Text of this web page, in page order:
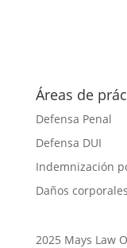
Áreas de
Defensa Penal
Defensa DUI
Indemnización
Daños corporales
2025 Mays Law